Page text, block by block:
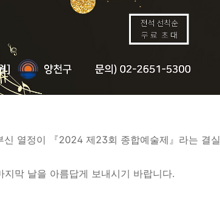
열정이 『2024 제23회 종합예술제』라는 결실
막 날을 아름답게 보내시기 바랍니다.